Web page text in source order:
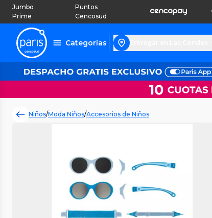
Jumbo
Prime
Puntos
Cencosud
Categorías
Niños/Moda Niños/Accesorios de Niños